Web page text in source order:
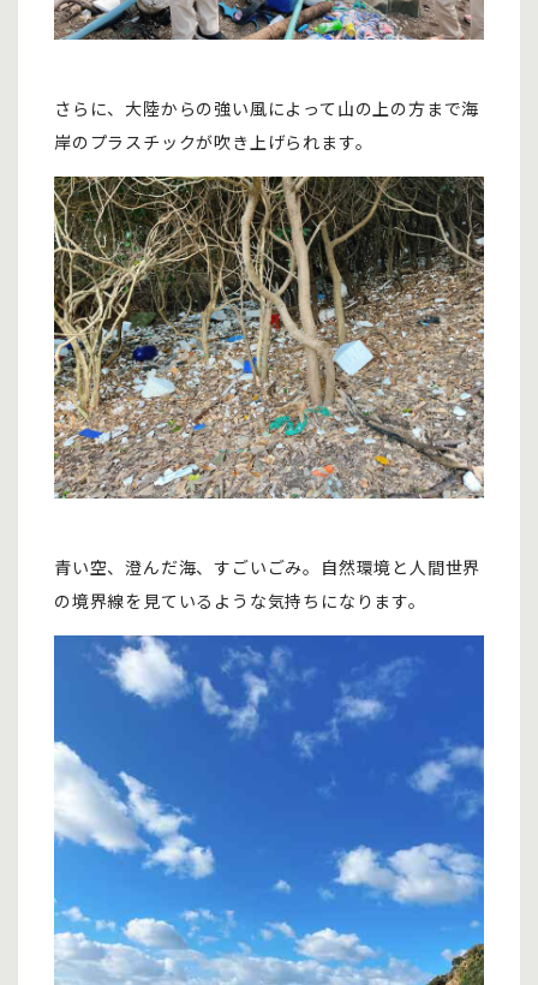
さらに、大陸からの強い風によって山の上の方まで海
岸のプラスチックが吹き上げられます。
青い空、澄んだ海、すごいごみ。自然環境と人間世界
の境界線を見ているような気持ちになります。